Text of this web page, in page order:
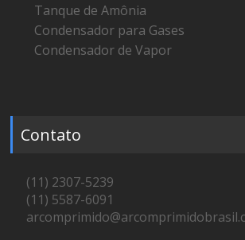
Tanque de Amônia
Condensador para Gases
Condensador de Vapor
Contato
(11) 2307-5239
(11) 5587-6091